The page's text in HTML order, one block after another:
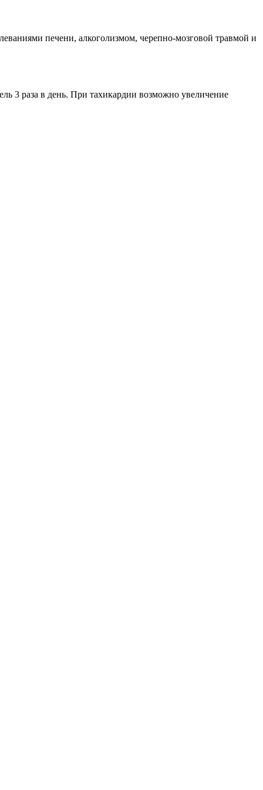
печени, алкоголизмом, черепно-мозговой травмой и
3 раза в день. При тахикардии возможно увеличение